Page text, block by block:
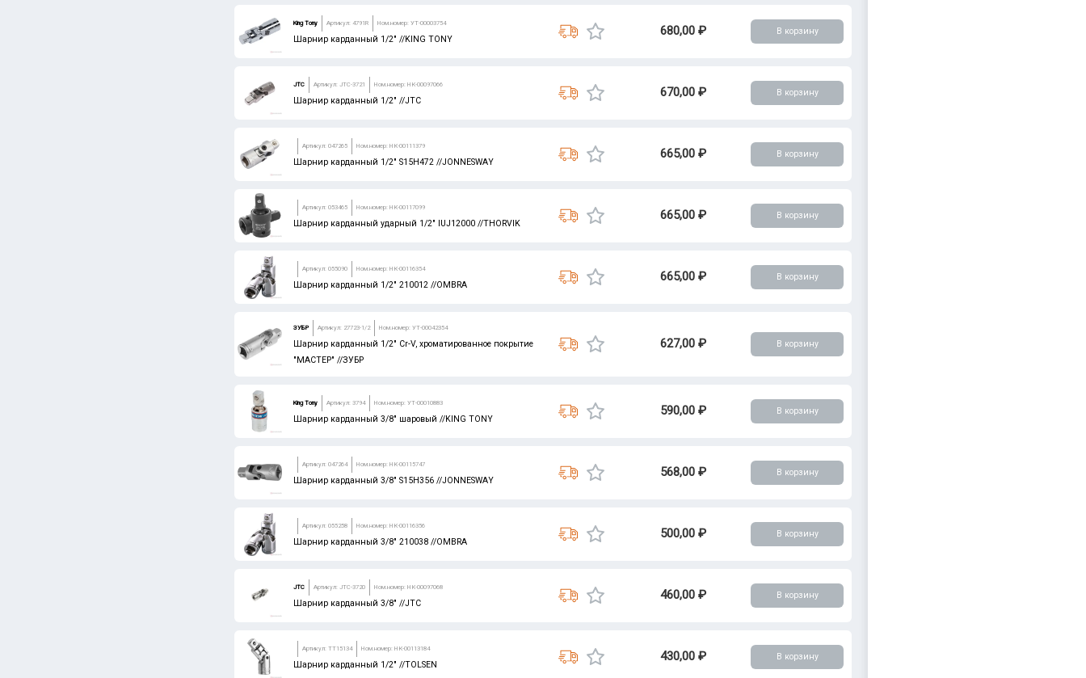
King Tony Артикул: 4791R Ном.номер: УТ-00003754
Шарнир карданный 1/2" //KING TONY
680,00 ₽ В корзину
JTC Артикул: JTC-3721 Ном.номер: НК-00097066
Шарнир карданный 1/2" //JTC
670,00 ₽ В корзину
Артикул: 047265 Ном.номер: НК-00111379
Шарнир карданный 1/2" S15H472 //JONNESWAY
665,00 ₽ В корзину
Артикул: 053465 Ном.номер: НК-00117099
Шарнир карданный ударный 1/2" IUJ12000 //THORVIK
665,00 ₽ В корзину
Артикул: 055090 Ном.номер: НК-00116354
Шарнир карданный 1/2" 210012 //OMBRA
665,00 ₽ В корзину
ЗУБР Артикул: 27723-1/2 Ном.номер: УТ-00042354
Шарнир карданный 1/2" Cr-V, хроматированное покрытие
"МАСТЕР" //ЗУБР
627,00 ₽ В корзину
King Tony Артикул: 3794 Ном.номер: УТ-00010883
Шарнир карданный 3/8" шаровый //KING TONY
590,00 ₽ В корзину
Артикул: 047264 Ном.номер: НК-00115747
Шарнир карданный 3/8" S15H356 //JONNESWAY
568,00 ₽ В корзину
Артикул: 055258 Ном.номер: НК-00116356
Шарнир карданный 3/8" 210038 //OMBRA
500,00 ₽ В корзину
JTC Артикул: JTC-3720 Ном.номер: НК-00097068
Шарнир карданный 3/8" //JTC
460,00 ₽ В корзину
Артикул: TT15134 Ном.номер: НК-00113184
Шарнир карданный 1/2" //TOLSEN
430,00 ₽ В корзину